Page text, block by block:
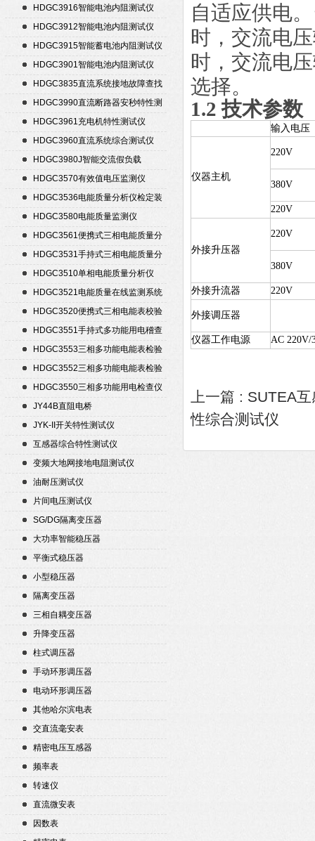
HDGC3916智能电池内阻测试仪
HDGC3912智能电池内阻测试仪
HDGC3915智能蓄电池内阻测试仪
HDGC3901智能电池内阻测试仪
HDGC3835直流系统接地故障查找
仪
HDGC3990直流断路器安秒特性测
试仪
HDGC3961充电机特性测试仪
HDGC3960直流系统综合测试仪
HDGC3980J智能交流假负载
HDGC3570有效值电压监测仪
HDGC3536电能质量分析仪检定装
置
HDGC3580电能质量监测仪
HDGC3561便携式三相电能质量分
析仪
HDGC3531手持式三相电能质量分
析仪
HDGC3510单相电能质量分析仪
HDGC3521电能质量在线监测系统
HDGC3520便携式三相电能表校验
仪
HDGC3551手持式多功能用电稽查
仪
HDGC3553三相多功能电能表检验
装置
HDGC3552三相多功能电能表检验
装置
HDGC3550三相多功能用电检查仪
JY44B直阻电桥
JYK-II开关特性测试仪
互感器综合特性测试仪
变频大地网接地电阻测试仪
油耐压测试仪
片间电压测试仪
SG/DG隔离变压器
大功率智能稳压器
平衡式稳压器
小型稳压器
隔离变压器
三相自耦变压器
升降变压器
柱式调压器
手动环形调压器
电动环形调压器
其他哈尔滨电表
交直流毫安表
精密电压互感器
频率表
转速仪
直流微安表
因数表
自适应供电
时，交流电
时，交流电
选择。
1.2技术参数
输入电压
仪器主机
220V
380V
220V
外接升压器
220V
380V
外接升流器 220V
外接调压器
仪器工作电源 AC 220V/
上一篇 : SUTEA
性综合测试仪